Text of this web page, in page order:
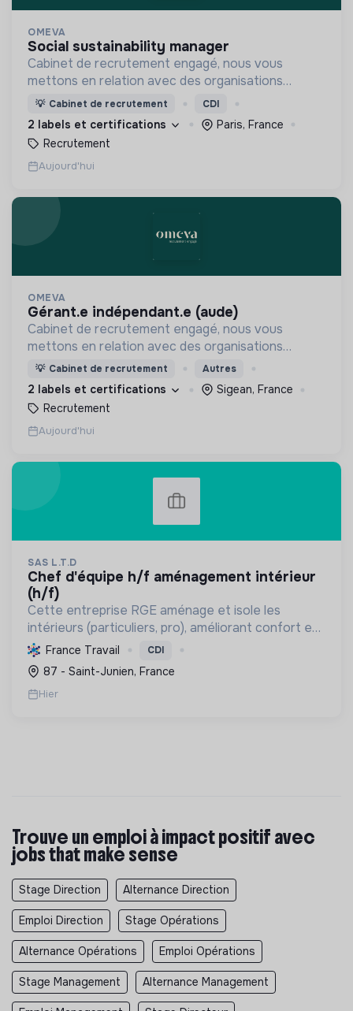
OMEVA
social sustainability manager
Cabinet de recrutement engagé, nous vous
mettons en relation avec des organisations
soucieuses de leurs impacts, afin d'œuvrer
ensemble pour un futur souhaitable.
💡 Cabinet de recrutement CDI
2 labels et certifications
Paris, France
Recrutement
Aujourd'hui
OMEVA
gérant.e indépendant.e (aude)
Cabinet de recrutement engagé, nous vous
mettons en relation avec des organisations
soucieuses de leurs impacts, afin d'œuvrer
ensemble pour un futur souhaitable.
💡 Cabinet de recrutement Autres
2 labels et certifications
Sigean, France
Recrutement
Aujourd'hui
SAS L.T.D
chef d'équipe h/f aménagement intérieur
(h/f)
Cette entreprise RGE aménage et isole les
intérieurs (particuliers, pro), améliorant confort et
performance énergétique grâce à la plâtrerie, aux
plafonds suspendus et à la menuiserie
d'agencement.
France Travail CDI
87 - Saint-Junien, France
Hier
Trouve un emploi à impact positif avec
jobs that make sense
Stage Direction Alternance Direction
Emploi Direction Stage Opérations
Alternance Opérations Emploi Opérations
Stage Management Alternance Management